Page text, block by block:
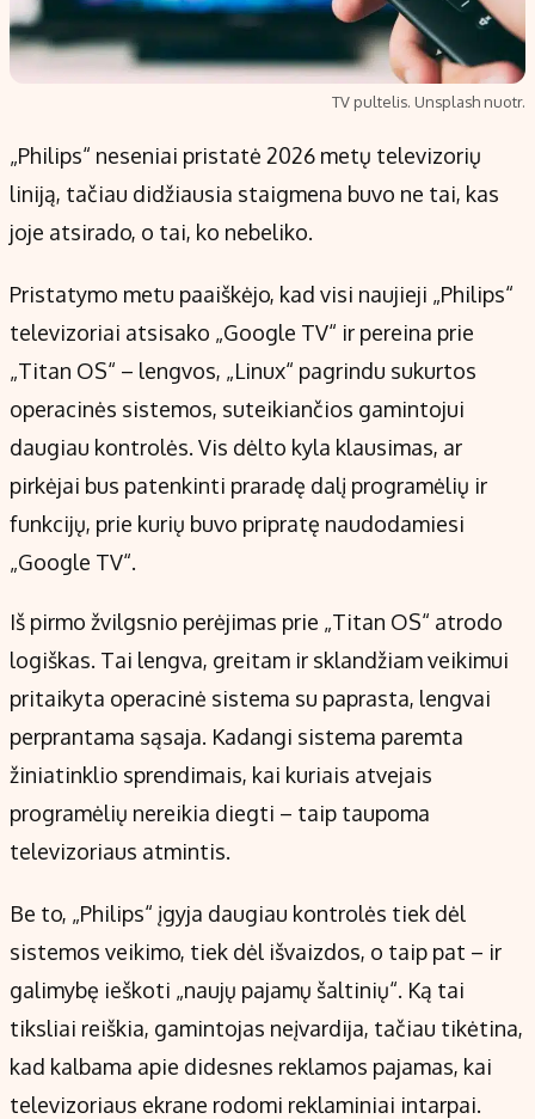
Redakcija
Apie mus
Privatumo politika
Turinio žymėjimo taisyklės
Kontaktai
Indėlių palūkanos
TV pultelis. Unsplash nuotr.
„Philips“ neseniai pristatė 2026 metų televizorių
liniją, tačiau didžiausia staigmena buvo ne tai, kas
joje atsirado, o tai, ko nebeliko.
Pristatymo metu paaiškėjo, kad visi naujieji „Philips“
televizoriai atsisako „Google TV“ ir pereina prie
„Titan OS“ – lengvos, „Linux“ pagrindu sukurtos
operacinės sistemos, suteikiančios gamintojui
daugiau kontrolės. Vis dėlto kyla klausimas, ar
pirkėjai bus patenkinti praradę dalį programėlių ir
funkcijų, prie kurių buvo pripratę naudodamiesi
„Google TV“.
Iš pirmo žvilgsnio perėjimas prie „Titan OS“ atrodo
logiškas. Tai lengva, greitam ir sklandžiam veikimui
pritaikyta operacinė sistema su paprasta, lengvai
perprantama sąsaja. Kadangi sistema paremta
žiniatinklio sprendimais, kai kuriais atvejais
programėlių nereikia diegti – taip taupoma
televizoriaus atmintis.
Be to, „Philips“ įgyja daugiau kontrolės tiek dėl
sistemos veikimo, tiek dėl išvaizdos, o taip pat – ir
galimybę ieškoti „naujų pajamų šaltinių“. Ką tai
tiksliai reiškia, gamintojas neįvardija, tačiau tikėtina,
kad kalbama apie didesnes reklamos pajamas, kai
televizoriaus ekrane rodomi reklaminiai intarpai.